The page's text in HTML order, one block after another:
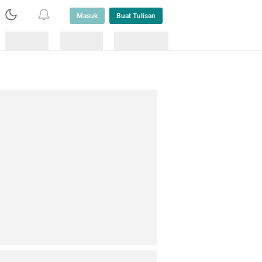
Masuk Buat Tulisan